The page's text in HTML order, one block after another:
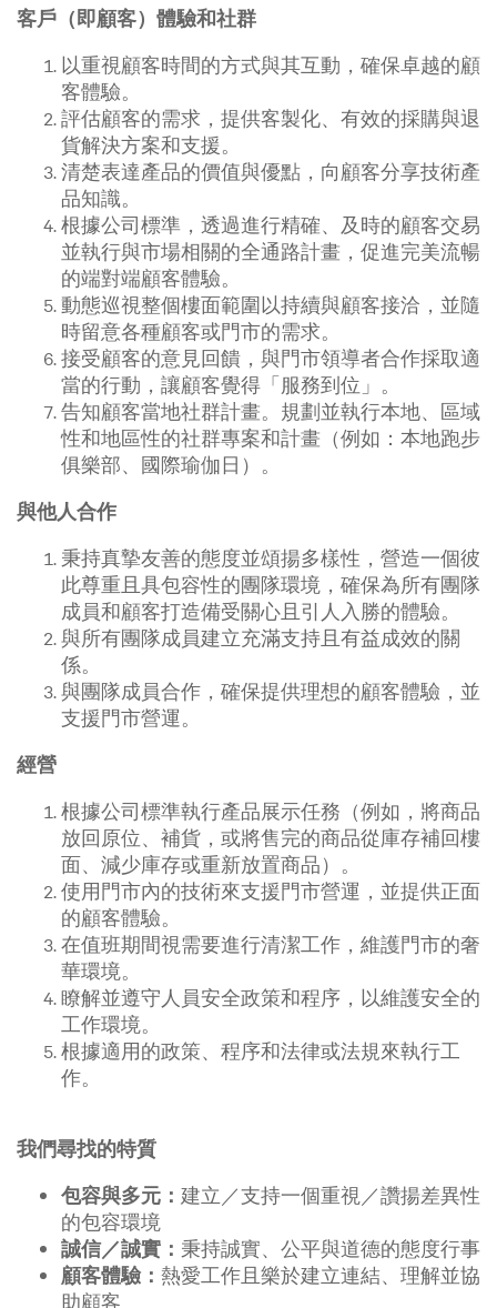
客戶（即顧客）體驗和社群
以重視顧客時間的方式與其互動，確保卓越的顧
客體驗。
評估顧客的需求，提供客製化、有效的採購與退
貨解決方案和支援。
清楚表達產品的價值與優點，向顧客分享技術產
品知識。
根據公司標準，透過進行精確、及時的顧客交易
並執行與市場相關的全通路計畫，促進完美流暢
的端對端顧客體驗。
動態巡視整個樓面範圍以持續與顧客接洽，並隨
時留意各種顧客或門市的需求。
接受顧客的意見回饋，與門市領導者合作採取適
當的行動，讓顧客覺得「服務到位」。
告知顧客當地社群計畫。規劃並執行本地、區域
性和地區性的社群專案和計畫（例如：本地跑步
俱樂部、國際瑜伽日）。
與他人合作
秉持真摯友善的態度並頌揚多樣性，營造一個彼
此尊重且具包容性的團隊環境，確保為所有團隊
成員和顧客打造備受關心且引人入勝的體驗。
與所有團隊成員建立充滿支持且有益成效的關
係。
與團隊成員合作，確保提供理想的顧客體驗，並
支援門市營運。
經營
根據公司標準執行產品展示任務（例如，將商品
放回原位、補貨，或將售完的商品從庫存補回樓
面、減少庫存或重新放置商品）。
使用門市內的技術來支援門市營運，並提供正面
的顧客體驗。
在值班期間視需要進行清潔工作，維護門市的奢
華環境。
瞭解並遵守人員安全政策和程序，以維護安全的
工作環境。
根據適用的政策、程序和法律或法規來執行工
作。
我們尋找的特質
包容與多元： 建立／支持一個重視／讚揚差異性
的包容環境
誠信／誠實： 秉持誠實、公平與道德的態度行事
顧客體驗： 熱愛工作且樂於建立連結、理解並協
助顧客